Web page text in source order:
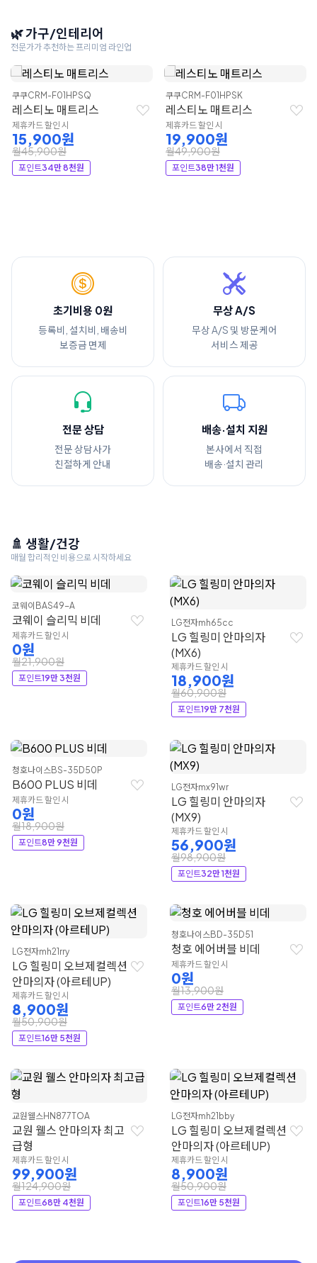
🌿 가구/인테리어
전문가가 추천하는 프리미엄 라인업
쿠쿠CRM-F01HPSQ
레스티노 매트리스
제휴카드 할인 시
15,900원
월45,900원
포인트34만 8천원
쿠쿠CRM-F01HPSK
레스티노 매트리스
제휴카드 할인 시
19,900원
월49,900원
포인트38만 1천원
초기비용 0원
등록비, 설치비, 배송비
보증금 면제
무상 A/S
무상 A/S 및 방문케어
서비스 제공
전문 상담
전문 상담사가
친절하게 안내
배송·설치 지원
본사에서 직접
배송·설치 관리
🚿 생활/건강
매월 합리적인 비용으로 시작하세요
코웨이 BAS49-A
코웨이 슬리믹 비데
제휴카드 할인 시
0원
월21,900원
포인트19만 3천원
LG전자mh65cc
LG 힐링미 안마의자
(MX6)
제휴카드 할인 시
18,900원
월60,900원
포인트19만 7천원
청호나이스BS-35D50P
B600 PLUS 비데
제휴카드 할인 시
0원
월18,900원
포인트8만 9천원
LG전자mx91wr
LG 힐링미 안마의자
(MX9)
제휴카드 할인 시
56,900원
월98,900원
포인트32만 1천원
LG전자mh21rry
LG 힐링미 오브제컬렉션
안마의자 (아르테UP)
제휴카드 할인 시
8,900원
월50,900원
포인트16만 5천원
청호나이스BD-35D51
청호 에어버블 비데
제휴카드 할인 시
0원
월13,900원
포인트6만 2천원
교원웰스HN877TOA
교원 웰스 안마의자 최고
급형
제휴카드 할인 시
99,900원
월124,900원
포인트68만 4천원
LG전자mh21bby
LG 힐링미 오브제컬렉션
안마의자 (아르테UP)
제휴카드 할인 시
8,900원
월50,900원
포인트16만 5천원